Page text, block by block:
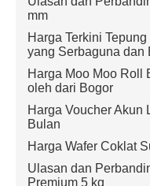
mm
Harga Terkini
yang Serbaguna dan
Harga Moo Moo Roll
oleh dari Bogor
Harga Voucher Akun
Bulan
Harga Wafer Coklat
Ulasan dan
Premium 5 kg